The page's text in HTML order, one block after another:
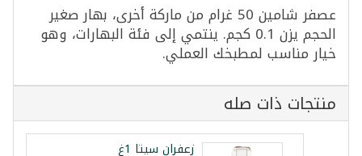
عصفر شامين 50 غرام من ماركة أخرى، بهار صغير
الحجم يزن 0.1 كجم. ينتمي إلى فئة البهارات، وهو
خيار مناسب لمطبخك العملي.
منتجات ذات صله
زعفران سيتا 1غ